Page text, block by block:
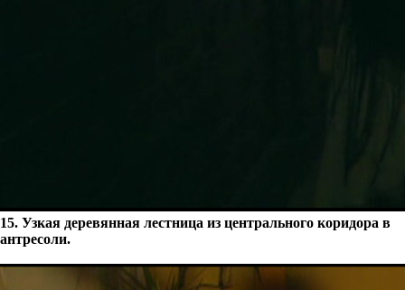
15. Узкая деревянная лестница из центрального коридора в
антресоли.